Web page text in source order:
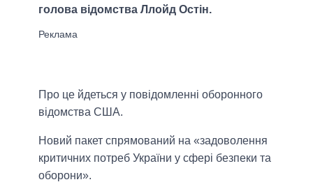
голова відомства Ллойд Остін.
Про це йдеться у повідомленні оборонного
відомства США.
Новий пакет спрямований на «задоволення
критичних потреб України у сфері безпеки та
оборони».